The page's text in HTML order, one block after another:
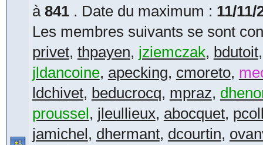
à 841. Date du maximum : 11/11/
Les membres suivants se sont
privet, thpayen, jziemczak, bdutoit
jldancoine, apecking, cmoreto,
ldchivet, beducrocq, mpraz,
proussel, jleullieux, abocquet,
jamichel, dhermant, dcourtin,